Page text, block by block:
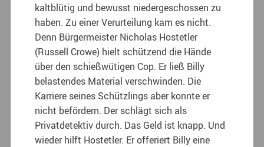
kaltblütig und bewusst niedergeschossen zu
haben. Zu einer Verurteilung kam es nicht.
Denn Bürgermeister Nicholas Hostetler
(Russell Crowe) hielt schützend die Hände
über den schießwütigen Cop. Er ließ Billy
belastendes Material verschwinden. Die
Karriere seines Schützlings aber konnte er
nicht befördern. Der schlägt sich als
Privatdetektiv durch. Das Geld ist knapp. Und
wieder hilft Hostetler. Er offeriert Billy eine